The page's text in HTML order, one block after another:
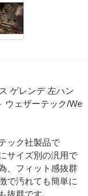
ゲレンデ 左ハン
ウェザーテック/We
ック社製品で
サイズ別の汎用で
、フィット感抜群
で汚れても簡単に
抜群です。